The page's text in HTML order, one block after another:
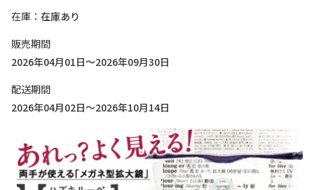
在庫
在庫あり
販売期間
2026年04月01日～2026年09月30日
配送期間
2026年04月02日～2026年10月14日